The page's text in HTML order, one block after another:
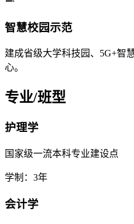
智慧校园示范
建成省级大学科技园、5G+智
心。
专业/班型
护理学
国家级一流本科专业建设点
学制：3年
会计学